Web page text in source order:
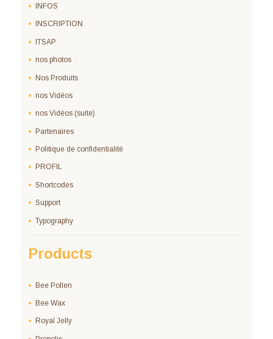
INFOS
INSCRIPTION
ITSAP
nos photos
Nos Produits
nos Vidéos
nos Vidéos (suite)
Partenaires
Politique de confidentialité
PROFIL
Shortcodes
Support
Typography
Products
Bee Pollen
Bee Wax
Royal Jelly